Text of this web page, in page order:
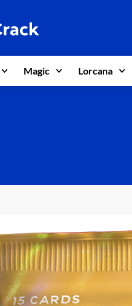
Magic Lorcana